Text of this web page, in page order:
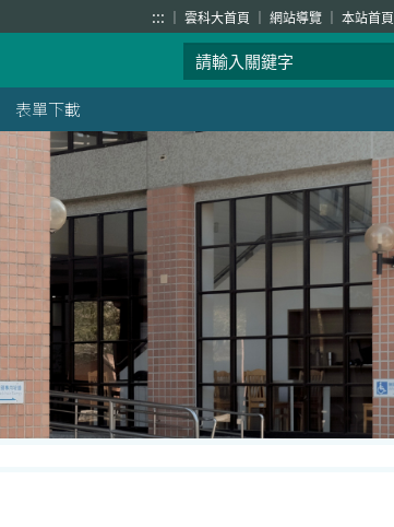
::: 雲科大首頁 網站導覽 本站首頁
表單下載